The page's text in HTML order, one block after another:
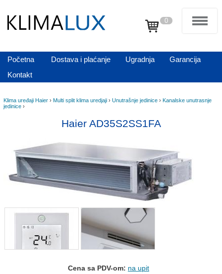
0
Početna Dostava i plaćanje Ugradnja
Garancija
Kontakt
Klima uređaji Haier › Multi split klima uredjaji › Unutrašnje jedinice › Kanalske unutrasnje
jedinice ›
Haier AD35S2SS1FA
Cena sa PDV-om: na upit